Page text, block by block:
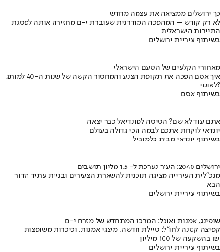
כך ירושלים ממציאה את עצמה מחדש
לא רק קודש – המהפכה המודרנית שעוברת י-ם מחזירה אותה לפסגת
התיירות הישראלית
בשיתוף עיריית ירושלים
מאחורי הקלעים של הטעם הישראלי
איך אסם הפכה את תקופת הצנע והמחסור הקשה של שנות ה-40 למותג
לאומי?
בשיתוף אסם
אתם עוד לא שם? הטיסה למונדיאל כבר יצאה
יונדאי לוקחת אתכם לבמה הכי גדולה בעולם
בשיתוף יונדאי מבית כלמוביל
ירושלים 2040: העיר נערכת ל- 1.5 מליון תושבים
מנכ"לית העירייה מציגה תוכנית להשארת הצעירים ובניית עתיד הדור
הבא
בשיתוף עיריית ירושלים
שופינג, אמנות ואוכל: המרכז המתחדש של מזרח י-ם
קפיצה קטנה לחו"ל: טיילת חדשה, מיצגי אמנות, וכיכרות משופצות
בהשקעה של 100 מיליון ₪
בשיתוף עיריית ירושלים